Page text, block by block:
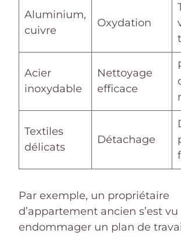
Aluminium,
cuivre
Oxydation
Acier
inoxydable
Nettoyage
efficace
Textiles
délicats
Détachage
Par exemple, un propriétaire
d’appartement ancien s’est vu
endommager un plan de